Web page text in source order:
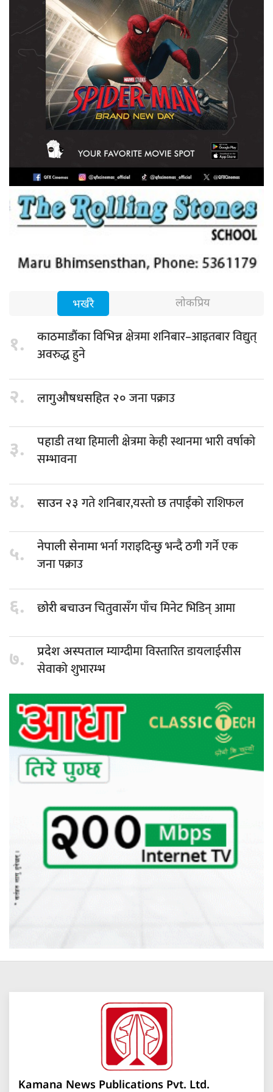
भर्खरै लोकप्रिय
१. काठमाडौंका विभिन्नक्षेत्रमा शनिबार–आइतबार विद्युत्
अवरुद्ध हुने
२. लागुऔषधसहित २०जना पक्राउ
३. पहाडी तथाहिमाली क्षेत्रमा केही स्थानमा भारी वर्षाको
सम्भावना
४. साउन २३गते शनिबार,यस्तो छ तपाईंको राशिफल
५. नेपाली सेनामाभर्ना गराइदिन्छु भन्दै ठगी गर्ने एक
जना पक्राउ
६. छोरी बचाउनचितुवासँग पाँच मिनेट भिडिन् आमा
७. प्रदेश अस्पतालम्याग्दीमा विस्तारित डायलाईसीस
सेवाको शुभारम्भ
Kamana News Publications Pvt. Ltd.